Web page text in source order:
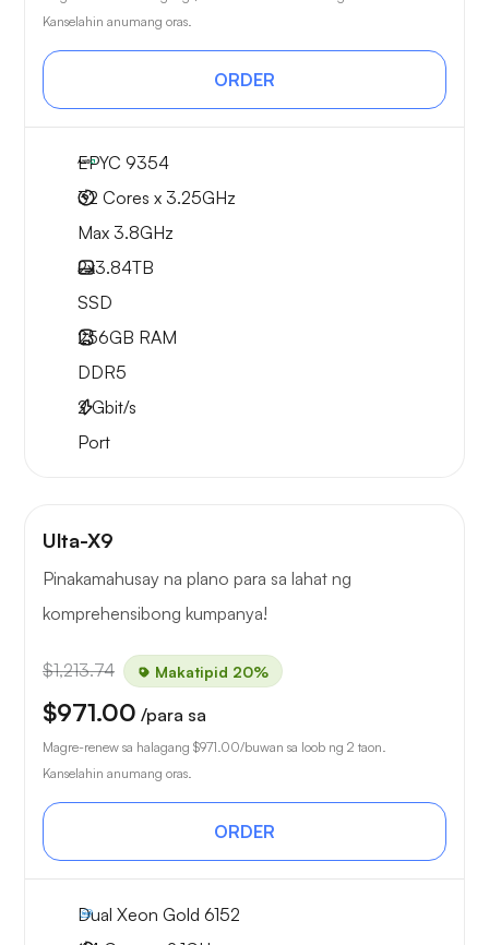
Kanselahin anumang oras.
ORDER
EPYC 9354
32 Cores x 3.25GHz
Max 3.8GHz
2x3.84TB
SSD
256GB RAM
DDR5
2Gbit/s
Port
Ulta-X9
Pinakamahusay na plano para sa lahat ng
komprehensibong kumpanya!
$1,213.74 Makatipid 20%
$971.00 /para sa
Magre-renew sa halagang $971.00/buwan sa loob ng 2 taon.
Kanselahin anumang oras.
ORDER
Dual Xeon Gold 6152